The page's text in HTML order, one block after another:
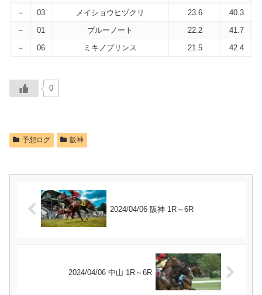
－
03 メイショウヒヅクリ 23.6
40.3
－
01 ブルーノート 22.2
41.7
－
06 ミキノプリンス 21.5 42.4
0
予想ログ 阪神
2024/04/06 阪神 1R～6R
2024/04/06 中山 1R～6R